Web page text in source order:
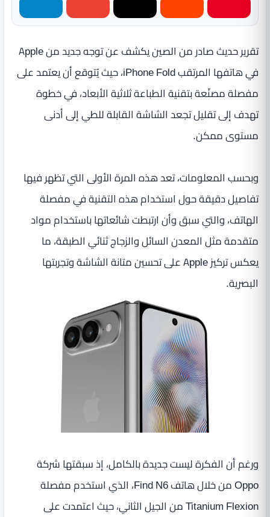
تقرير حديث صادر من الصين يكشف عن توجه جديد من Apple
في هاتفها المرتقب iPhone Fold، حيث يُتوقع أن يعتمد على
مفصلة مصنّعة بتقنية الطباعة ثلاثية الأبعاد، في خطوة
تهدف إلى تقليل تجعد الشاشة القابلة للطي إلى أدنى
مستوى ممكن.
وبحسب المعلومات، تعد هذه المرة الأولى التي تظهر فيها
تفاصيل دقيقة حول استخدام هذه التقنية في مفصلة
الهاتف، والتي سبق وأن ارتبطت شائعاتها باستخدام مواد
متقدمة مثل المعدن السائل والزجاج ثنائي الطبقة، ما
يعكس تركيز Apple على تحسين متانة الشاشة وتجربتها
البصرية.
ورغم أن الفكرة ليست جديدة بالكامل، إذ سبقتها شركة
Oppo من خلال هاتف Find N6، الذي استخدم مفصلة
Titanium Flexion من الجيل الثاني، حيث اعتمدت على